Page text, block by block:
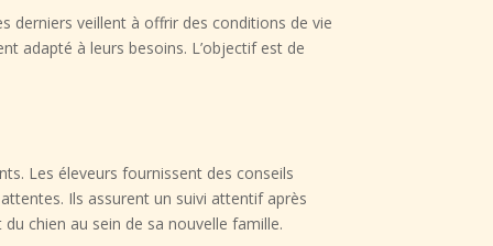
derniers veillent à offrir des conditions de vie
adapté à leurs besoins. L’objectif est de
Les éleveurs fournissent des conseils
Ils assurent un suivi attentif après
chien au sein de sa nouvelle famille.